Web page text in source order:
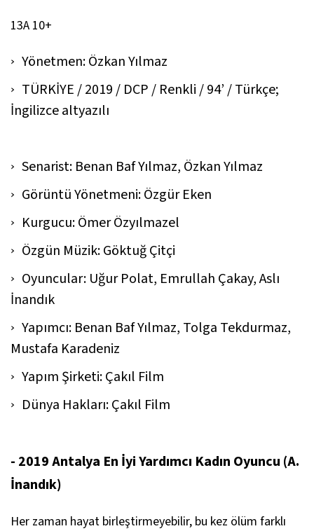
13A 10+
Yönetmen: Özkan Yılmaz
TÜRKİYE / 2019 / DCP / Renkli / 94’ / Türkçe;
İngilizce altyazılı
Senarist: Benan Baf Yılmaz, Özkan Yılmaz
Görüntü Yönetmeni: Özgür Eken
Kurgucu: Ömer Özyılmazel
Özgün Müzik: Göktuğ Çitçi
Oyuncular: Uğur Polat, Emrullah Çakay, Aslı
İnandık
Yapımcı: Benan Baf Yılmaz, Tolga Tekdurmaz,
Mustafa Karadeniz
Yapım Şirketi: Çakıl Film
Dünya Hakları: Çakıl Film
- 2019 Antalya En İyi Yardımcı Kadın Oyuncu (A.
İnandık)
Her zaman hayat birleştirmeyebilir, bu kez ölüm farklı